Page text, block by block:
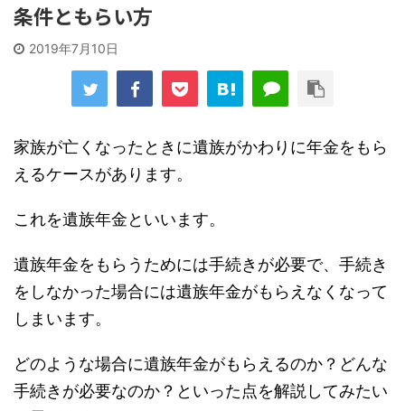
条件ともらい方
2019年7月10日
家族が亡くなったときに遺族がかわりに年金をもら
えるケースがあります。
これを遺族年金といいます。
遺族年金をもらうためには手続きが必要で、手続き
をしなかった場合には遺族年金がもらえなくなって
しまいます。
どのような場合に遺族年金がもらえるのか？どんな
手続きが必要なのか？といった点を解説してみたい